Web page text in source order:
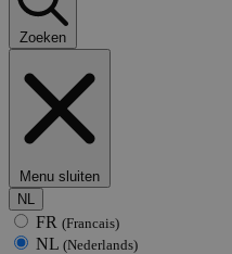
Zoeken
Menu sluiten
NL
FR (Francais)
NL (Nederlands)